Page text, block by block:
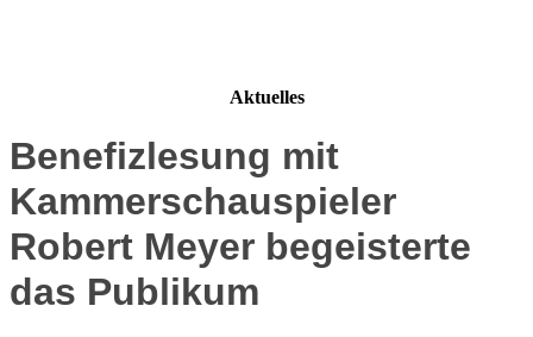
Aktuelles
Benefizlesung mit
Kammerschauspieler
Robert Meyer begeisterte
das Publikum